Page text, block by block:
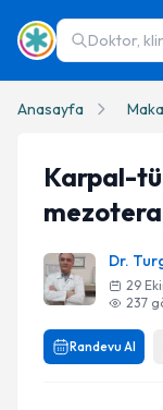
Doktor,
Anasayfa
Karpal-
Dr.
29
237
Randevu Al